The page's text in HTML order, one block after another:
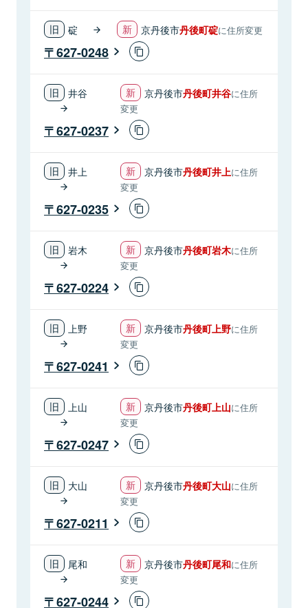
碇 京丹後市丹後町碇に住所変更
627-0248
井谷 京丹後市丹後町井谷に住所
変更
627-0237
井上 京丹後市丹後町井上に住所
変更
627-0235
岩木 京丹後市丹後町岩木に住所
変更
627-0224
上野 京丹後市丹後町上野に住所
変更
627-0241
上山 京丹後市丹後町上山に住所
変更
627-0247
大山 京丹後市丹後町大山に住所
変更
627-0211
尾和 京丹後市丹後町尾和に住所
変更
627-0244